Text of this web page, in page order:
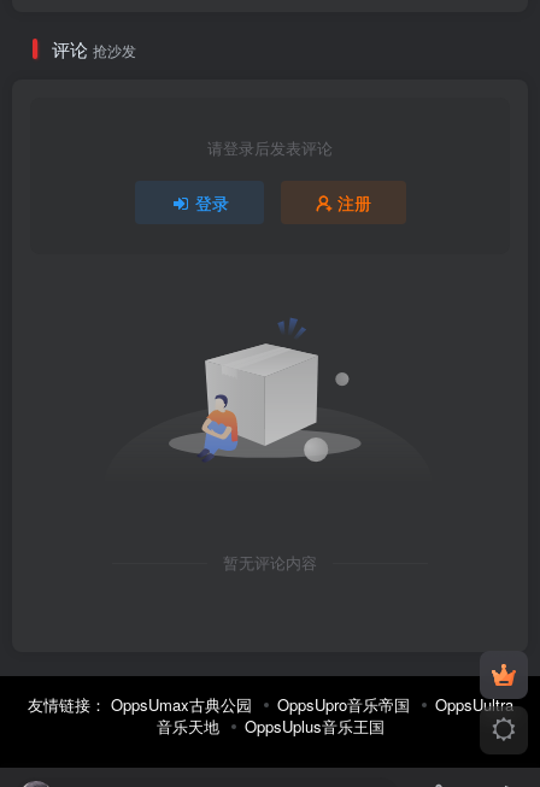
评论 抢沙发
请登录后发表评论
登录 注册
暂无评论内容
友情链接： OppsUmax古典公园 OppsUpro音乐帝国
OppsUultra
音乐天地
OppsUplus音乐王国